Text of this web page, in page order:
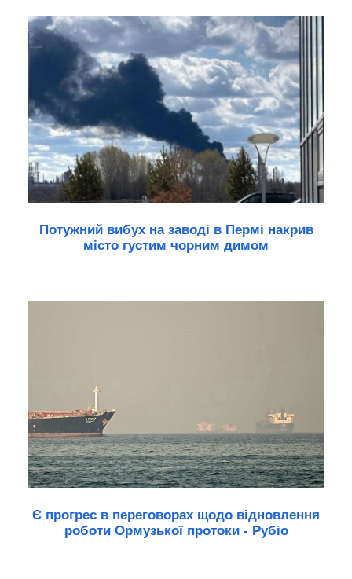
Потужний вибух на заводі в Пермі накрив
місто густим чорним димом
Є прогрес в переговорах щодо відновлення
роботи Ормузької протоки - Рубіо